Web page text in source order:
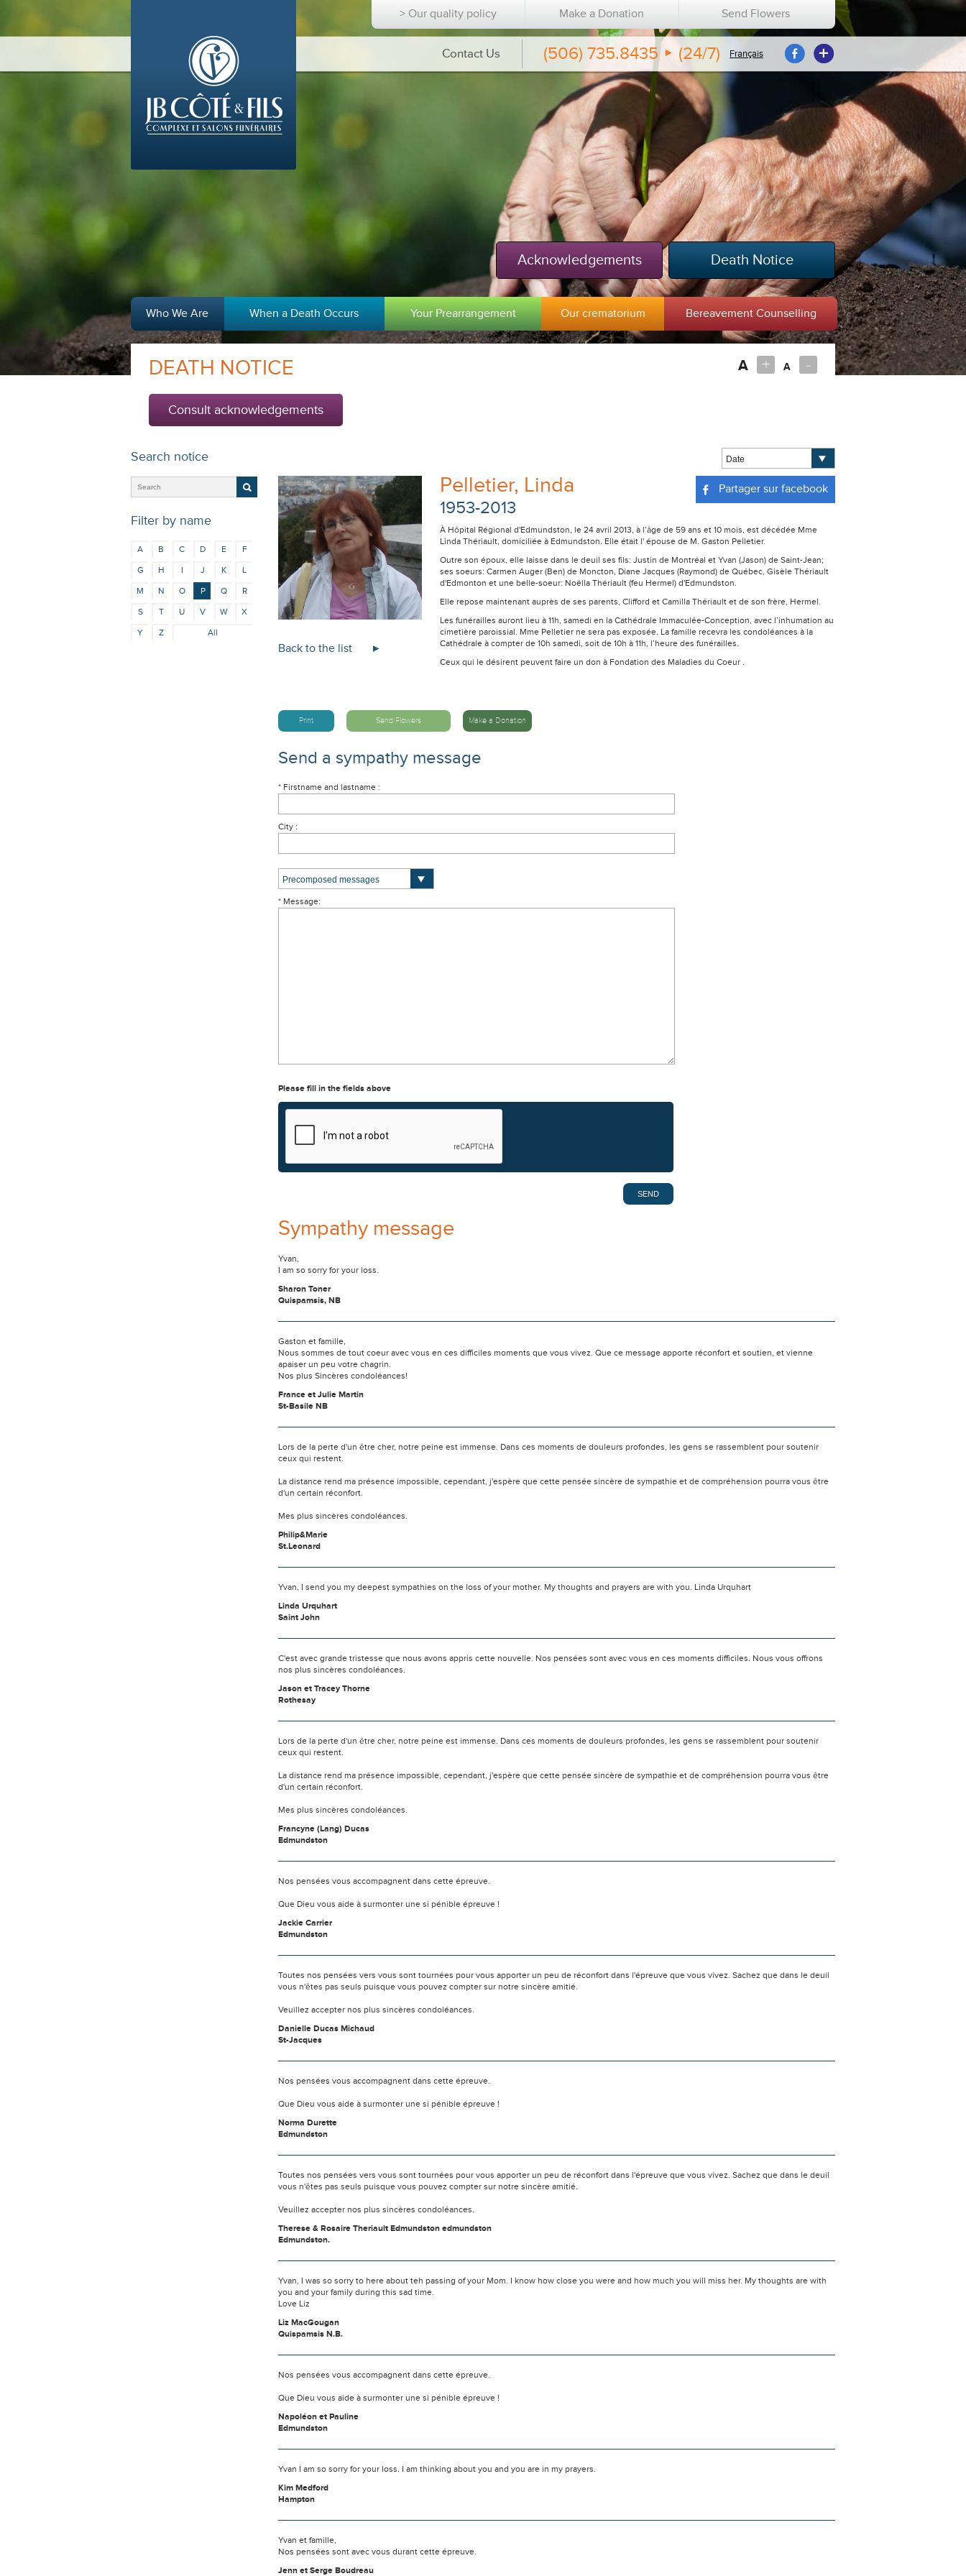
> Our quality policy Make a Donation Send Flowers
Contact Us (506) 735.8435 (24/7) Français
Death Notice
Acknowledgements
Who We Are When a Death Occurs Your Prearrangement Our crematorium Bereavement Counselling
A + A -
DEATH NOTICE
Consult acknowledgements
Search notice
Filter by name
A B C D E
F
G
H I J K
L
M
N O P Q
R
S
T U V W
X
Y
Z All
Back to the list
Partager sur facebook
Pelletier, Linda
1953-2013
À Hôpital Régional d'Edmundston, le 24 avril 2013, à l’âge de 59 ans et 10 mois, est décédée Mme
Linda Thériault, domiciliée à Edmundston. Elle était l' épouse de M. Gaston Pelletier.
Outre son époux, elle laisse dans le deuil ses fils: Justin de Montréal et Yvan (Jason) de Saint-Jean;
ses soeurs: Carmen Auger (Ben) de Moncton, Diane Jacques (Raymond) de Québec, Gisèle Thériault
d'Edmonton et une belle-soeur: Noëlla Thériault (feu Hermel) d'Edmundston.
Elle repose maintenant auprès de ses parents, Clifford et Camilla Thériault et de son frère, Hermel.
Les funérailles auront lieu à 11h, samedi en la Cathédrale Immaculée-Conception, avec l’inhumation au
cimetière paroissial. Mme Pelletier ne sera pas exposée. La famille recevra les condoléances à la
Cathédrale à compter de 10h samedi, soit de 10h à 11h, l’heure des funérailles.
Ceux qui le désirent peuvent faire un don à Fondation des Maladies du Coeur .
Print Send Flowers Make a Donation
Send a sympathy message
* Firstname and lastname :
City :
* Message:
Please fill in the fields above
Sympathy message
Yvan,
I am so sorry for your loss.
Sharon Toner
Quispamsis, NB
Gaston et famille,
Nous sommes de tout coeur avec vous en ces difficiles moments que vous vivez. Que ce message apporte réconfort et soutien, et vienne
apaiser un peu votre chagrin.
Nos plus Sincères condoléances!
France et Julie Martin
St-Basile NB
Lors de la perte d'un être cher, notre peine est immense. Dans ces moments de douleurs profondes, les gens se rassemblent pour soutenir
ceux qui restent.
La distance rend ma présence impossible, cependant, j'espère que cette pensée sincère de sympathie et de compréhension pourra vous être
d'un certain réconfort.
Mes plus sincères condoléances.
Philip&Marie
St.Leonard
Yvan, I send you my deepest sympathies on the loss of your mother. My thoughts and prayers are with you. Linda Urquhart
Linda Urquhart
Saint John
C'est avec grande tristesse que nous avons appris cette nouvelle. Nos pensées sont avec vous en ces moments difficiles. Nous vous offrons
nos plus sincères condoléances.
Jason et Tracey Thorne
Rothesay
Lors de la perte d'un être cher, notre peine est immense. Dans ces moments de douleurs profondes, les gens se rassemblent pour soutenir
ceux qui restent.
La distance rend ma présence impossible, cependant, j'espère que cette pensée sincère de sympathie et de compréhension pourra vous être
d'un certain réconfort.
Mes plus sincères condoléances.
Francyne (Lang) Ducas
Edmundston
Nos pensées vous accompagnent dans cette épreuve.
Que Dieu vous aide à surmonter une si pénible épreuve !
Jackie Carrier
Edmundston
Toutes nos pensées vers vous sont tournées pour vous apporter un peu de réconfort dans l'épreuve que vous vivez. Sachez que dans le deuil
vous n'êtes pas seuls puisque vous pouvez compter sur notre sincère amitié.
Veuillez accepter nos plus sincères condoléances.
Danielle Ducas Michaud
St-Jacques
Nos pensées vous accompagnent dans cette épreuve.
Que Dieu vous aide à surmonter une si pénible épreuve !
Norma Durette
Edmundston
Toutes nos pensées vers vous sont tournées pour vous apporter un peu de réconfort dans l'épreuve que vous vivez. Sachez que dans le deuil
vous n'êtes pas seuls puisque vous pouvez compter sur notre sincère amitié.
Veuillez accepter nos plus sincères condoléances.
Therese & Rosaire Theriault Edmundston edmundston
Edmundston.
Yvan, I was so sorry to here about teh passing of your Mom. I know how close you were and how much you will miss her. My thoughts are with
you and your family during this sad time.
Love Liz
Liz MacGougan
Quispamsis N.B.
Nos pensées vous accompagnent dans cette épreuve.
Que Dieu vous aide à surmonter une si pénible épreuve !
Napoléon et Pauline
Edmundston
Yvan I am so sorry for your loss. I am thinking about you and you are in my prayers.
Kim Medford
Hampton
Yvan et famille,
Nos pensées sont avec vous durant cette épreuve.
Jenn et Serge Boudreau